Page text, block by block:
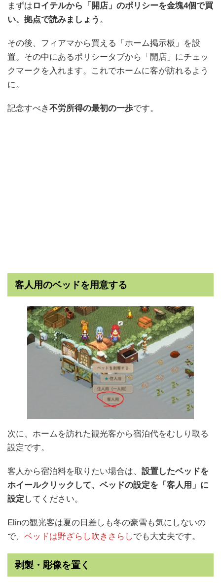
まずは ロイテルから「開店」のポリシーを金塊4個で買
い、拠点で読みましょう 。
その後、フィアマから買える「ホーム掲示板」を設
置。その中にあるポリシータブから「開店」にチェッ
クマークを入れます。これでホームに客が訪れるよう
に。
記念すべき不労所得の最初の一歩です。
客人用のベッドを用意する
次に、ホームを訪れた観光客から宿泊代をむしり取る
設定です。
客人から宿泊料を取りたい場合は、 設置したベッドを
ホイールクリックして、ベッドの設定を「客人用」に
設定 してください。
Elinの観光客は夏の日差しも冬の豪雪も気にしないの
で、 ベッドは野ざらし吹きさらしでも大丈夫です。
剥製・彫像を置く